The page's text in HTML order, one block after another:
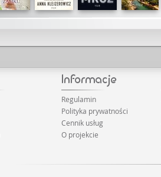
Regulamin
Polityka prywatności
Cennik usług
O projekcie